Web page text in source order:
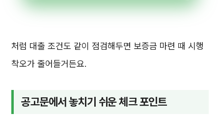
처럼 대출 조건도 같이 점검해두면 보증금 마련 때 시행
착오가 줄어들거든요.
공고문에서 놓치기 쉬운 체크 포인트